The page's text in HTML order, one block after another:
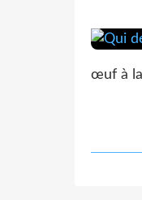
œuf à